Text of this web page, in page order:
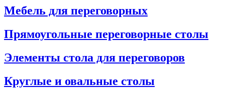
Мебель для переговорных
Прямоугольные переговорные столы
Элементы стола для переговоров
Круглые и овальные столы